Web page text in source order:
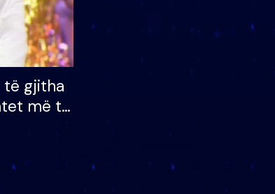
të gjitha
më të
Do më